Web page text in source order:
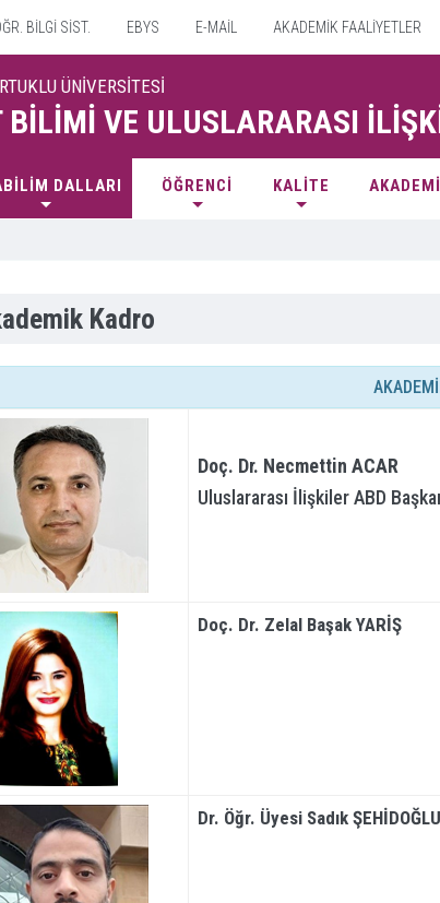
BİLGİ SİST. EBYS E-MAİL AKADEMİK FAALİYETLER
ÜNİVERSİTESİ
BİLİMİ VE ULUSLARARASI
DALLARI ÖĞRENCİ KALİTE
Kadro
Doç. Dr. Necmettin ACAR
Uluslararası İlişkiler ABD
Doç. Dr. Zelal Başak YARİŞ
Dr. Öğr. Üyesi Sadık ŞEHİDOĞLU